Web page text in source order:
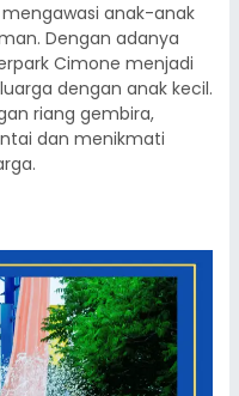
anak-anak
Dengan adanya
Cimone menjadi
dengan anak kecil.
riang gembira,
dan menikmati